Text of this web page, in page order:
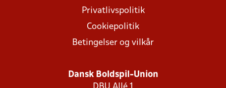
Privatlivspolitik
Cookiepolitik
Betingelser og vilkår
Dansk Boldspil-Union